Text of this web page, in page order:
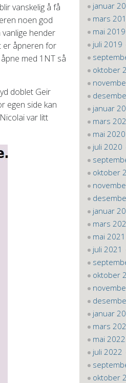
vanskelig å få
noen god
hender
er åpneren for
med 1NT så
doblet Geir
egen side kan
var litt
januar
mars
mai 2019
juli 2019
oktober
januar
mars
mai 2020
juli 2020
oktober
januar
mars
mai 2021
juli 2021
oktober
januar
mars
mai 2022
juli 2022
oktober